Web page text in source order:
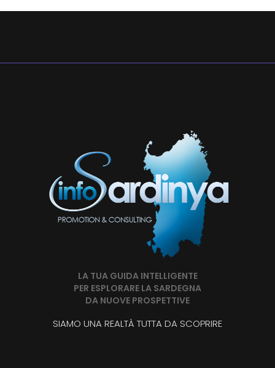
LA TUA GUIDA INTELLIGENTE
PER ESPLORARE LA SARDEGNA
DA NUOVE PROSPETTIVE
SIAMO UNA REALTÀ TUTTA DA SCOPRIRE